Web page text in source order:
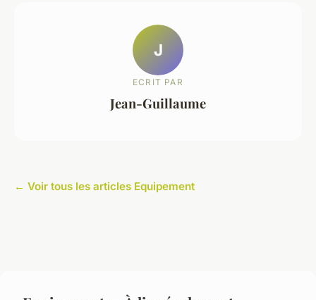
J
ECRIT PAR
Jean-Guillaume
← Voir tous les articles Equipement